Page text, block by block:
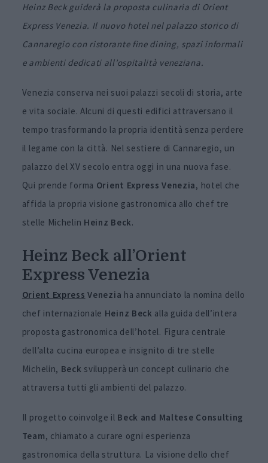
Heinz Beck guiderà la proposta culinaria di Orient
Express Venezia. Il nuovo hotel nel palazzo storico di
Cannaregio con ristorante fine dining, spazi informali
e ambienti dedicati all’ospitalità veneziana.
Venezia conserva nei suoi palazzi secoli di storia, arte
e vita sociale. Alcuni di questi edifici attraversano il
tempo trasformando la propria identità senza perdere
il legame con la città. Nel sestiere di Cannaregio, un
palazzo del XV secolo entra oggi in una nuova fase.
Qui prende forma Orient Express Venezia, hotel che
affida la propria visione gastronomica allo chef tre
stelle Michelin Heinz Beck.
Heinz Beck all’Orient
Express Venezia
Orient Express Venezia ha annunciato la nomina dello
chef internazionale Heinz Beck alla guida dell’intera
proposta gastronomica dell’hotel. Figura centrale
dell’alta cucina europea e insignito di tre stelle
Michelin, Beck svilupperà un concept culinario che
attraversa tutti gli ambienti del palazzo.
Il progetto coinvolge il Beck and Maltese Consulting
Team, chiamato a curare ogni esperienza
gastronomica della struttura. La visione dello chef